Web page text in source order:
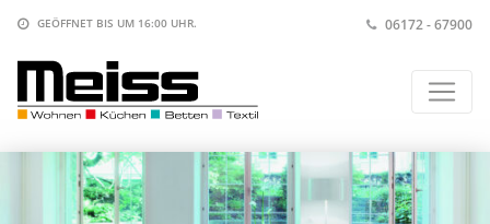
GEÖFFNET BIS UM 16:00 UHR. 06172 - 67900